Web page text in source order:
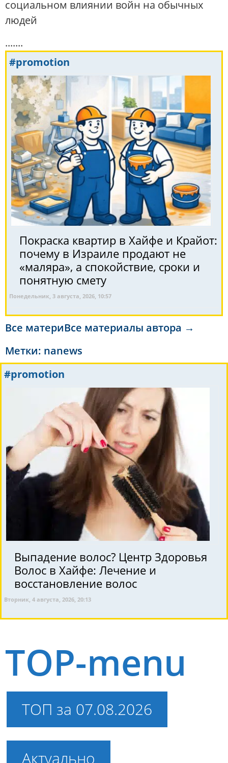
социальном влиянии войн на обычных
людей
.......
#promotion
Покраска квартир в Хайфе и Крайот:
почему в Израиле продают не
«маляра», а спокойствие, сроки и
понятную смету
Понедельник, 3 августа, 2026, 10:57
Все материВсе материалы автора →
Метки: nanews
#promotion
Выпадение волос? Центр Здоровья
Волос в Хайфе: Лечение и
восстановление волос
Вторник, 4 августа, 2026, 20:13
TOP-menu
ТОП за 07.08.2026
Актуально